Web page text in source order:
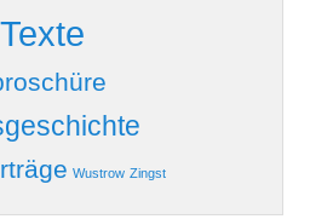
Texte
Wustrow Zingst